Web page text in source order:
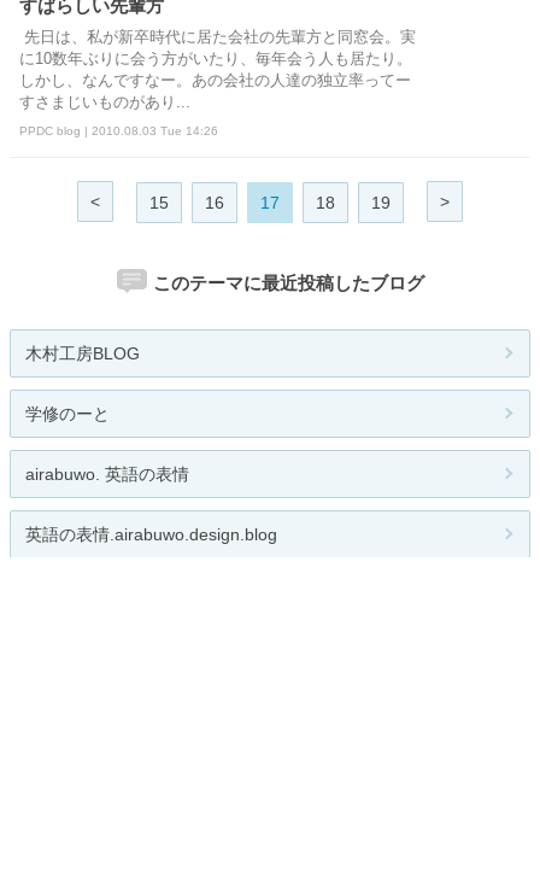
すばらしい先輩方
先日は、私が新卒時代に居た会社の先輩方と同窓会。実
に10数年ぶりに会う方がいたり、毎年会う人も居たり。
しかし、なんですなー。あの会社の人達の独立率ってー
すさまじいものがあり...
PPDC blog | 2010.08.03 Tue 14:26
< 15 16 17 18 19 >
このテーマに最近投稿したブログ
木村工房BLOG
学修のーと
airabuwo. 英語の表情
英語の表情.airabuwo.design.blog